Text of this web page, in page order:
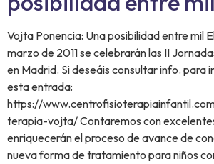
Vojta Ponencia: Una posibilidad entre mil
marzo de 2011 se celebrarán las II
en Madrid. Si deseáis consultar info. para
esta entrada:
https://
terapia-vojta/ Contaremos con
enriquecerán el proceso de avance de
nueva forma de tratamiento para niños